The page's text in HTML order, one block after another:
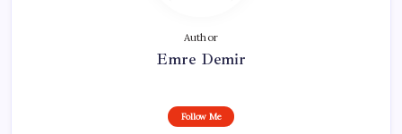
Author
Emre Demir
Follow Me